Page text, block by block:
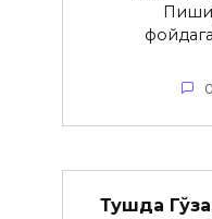
0
Тушда